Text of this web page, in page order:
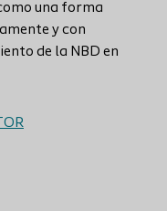
una forma
y con
de la NBD en